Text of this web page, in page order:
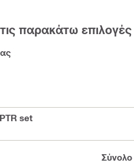
παρακάτω επιλογές
set
Σύνολο